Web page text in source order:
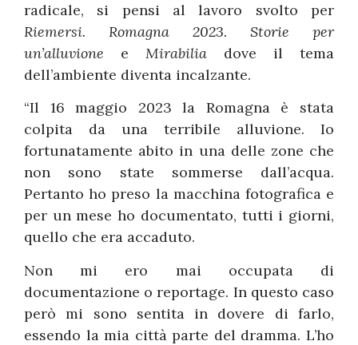
radicale, si pensi al lavoro svolto per
Riemersi. Romagna 2023. Storie per
un’alluvione e Mirabilia dove il tema
dell’ambiente diventa incalzante.
“Il 16 maggio 2023 la Romagna è stata
colpita da una terribile alluvione. Io
fortunatamente abito in una delle zone che
non sono state sommerse dall’acqua.
Pertanto ho preso la macchina fotografica e
per un mese ho documentato, tutti i giorni,
quello che era accaduto.
Non mi ero mai occupata di
documentazione o reportage. In questo caso
però mi sono sentita in dovere di farlo,
essendo la mia città parte del dramma. L’ho